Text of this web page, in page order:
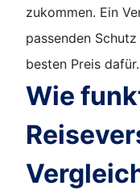
zukommen. Ein
passenden
besten Preis dafür.
Wie